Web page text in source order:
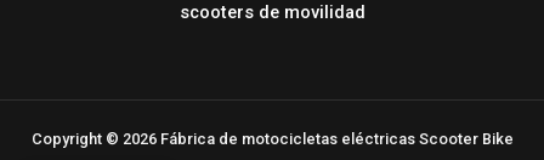
scooters de movilidad
Copyright © 2026 Fábrica de motocicletas eléctricas Scooter Bike